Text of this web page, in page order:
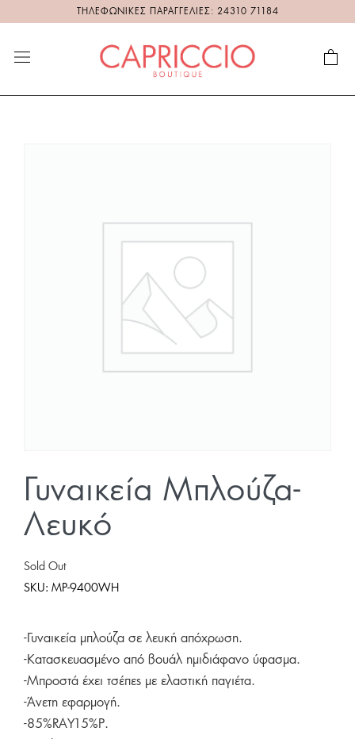
ΤΗΛΕΦΩΝΙΚΕΣ ΠΑΡΑΓΓΕΛΙΕΣ: 24310 71184
Γυναικεία Μπλούζα-
Λευκό
Sold Out
SKU: MP-9400WH
-Γυναικεία μπλούζα σε λευκή απόχρωση.
-Κατασκευασμένο από βουάλ ημιδιάφανο ύφασμα.
-Μπροστά έχει τσέπες με ελαστική παγιέτα.
-Άνετη εφαρμογή.
-85%RAY15%P.